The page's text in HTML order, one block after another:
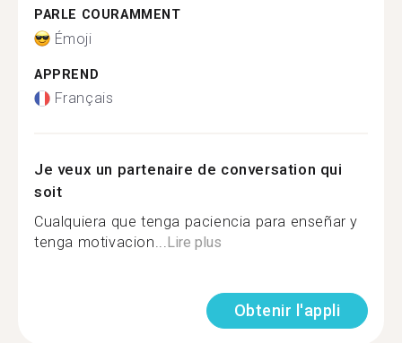
PARLE COURAMMENT
Émoji
APPREND
Français
Je veux un partenaire de conversation qui
soit
Cualquiera que tenga paciencia para enseñar y
tenga motivacion...Lire plus
Obtenir l'appli